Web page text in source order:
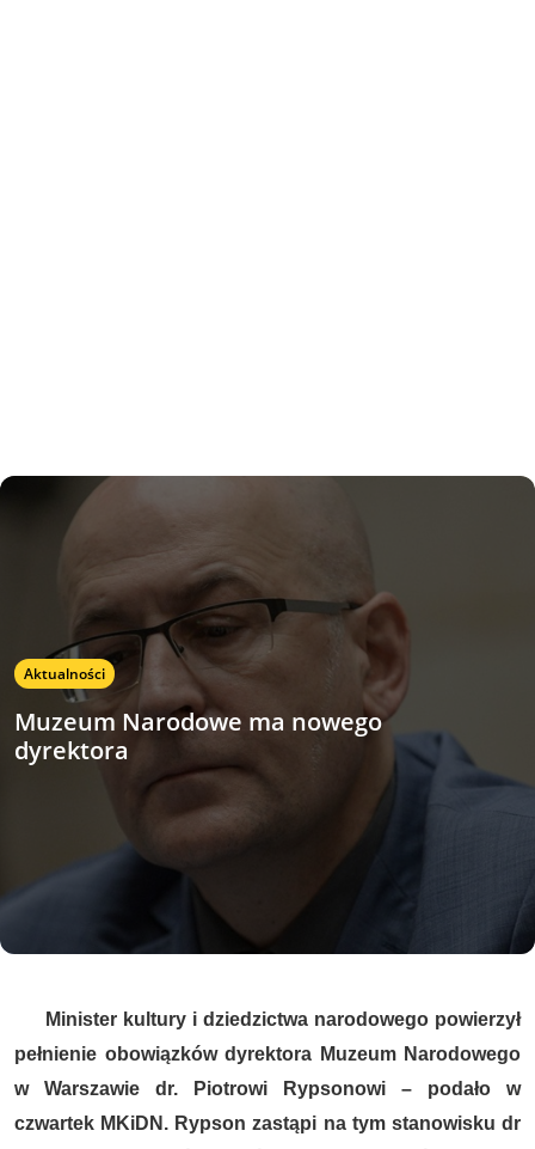
Aktualności
Muzeum Narodowe ma nowego
dyrektora
Minister kultury i dziedzictwa narodowego powierzył
pełnienie obowiązków dyrektora Muzeum Narodowego
w Warszawie dr. Piotrowi Rypsonowi – podało w
czwartek MKiDN. Rypson zastąpi na tym stanowisku dr